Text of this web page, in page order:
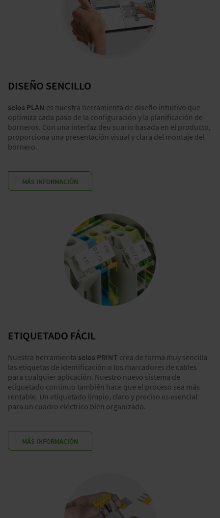
DISEÑO SENCILLO
selos PLAN es nuestra herramienta de diseño intuitivo que
optimiza cada paso de la configuración y la planificación de
borneros. Con una interfaz deu suario basada en el producto,
proporciona una presentación visual y clara del montaje del
bornero.
MÁS INFORMACIÓN
ETIQUETADO FÁCIL
Nuestra herramienta selos PRINT crea de forma muy sencilla
las etiquetas de identificación o los marcadores de cables
para cualquier aplicación. Nuestro nuevo sistema de
etiquetado continuo también hace que el proceso sea más
rentable. Un etiquetado limpio, claro y preciso es esencial
para un cuadro eléctrico bien organizado.
MÁS INFORMACIÓN